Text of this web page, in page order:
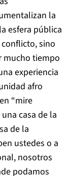
la
esfera pública
sino
mucho tiempo
experiencia
afro
“mire
casa de la
de la
ustedes o a
nosotros
podamos